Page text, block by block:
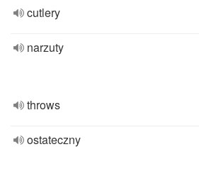
cutlery
narzuty
throws
ostateczny